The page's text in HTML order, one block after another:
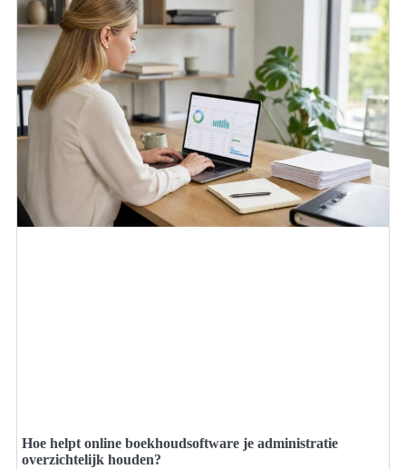
Hoe helpt online boekhoudsoftware je administratie
overzichtelijk houden?